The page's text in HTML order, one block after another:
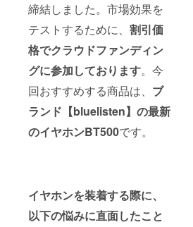
締結しました。市場効果を
テストするために、 割引価
格でクラウドファンディン
グに参加しております。今
回おすすめする商品は、 ブ
ランド【bluelisten】の最新
のイヤホンBT500です。
イヤホンを装着する際に、
以下の悩みに直面したこと